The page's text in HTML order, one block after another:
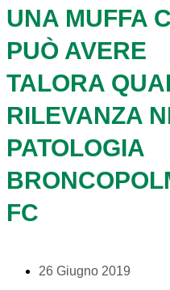
UNA MUFFA
PUÒ AVERE
TALORA
RILEVANZA
PATOLOGIA
FC
26 Giugno 2019